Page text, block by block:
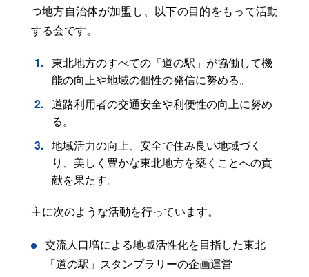
つ地方自治体が加盟し、以下の目的をもって活動
する会です。
東北地方のすべての「道の駅」が協働して機
能の向上や地域の個性の発信に努める。
道路利用者の交通安全や利便性の向上に努め
る。
地域活力の向上、安全で住み良い地域づく
り、美しく豊かな東北地方を築くことへの貢
献を果たす。
主に次のような活動を行っています。
交流人口増による地域活性化を目指した東北
「道の駅」スタンプラリーの企画運営